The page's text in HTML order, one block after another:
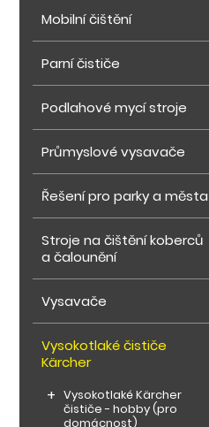
Mobilní čištění
Parní čističe
Podlahové mycí stroje
Průmyslové vysavače
Řešení pro parky a města
Stroje na čištění koberců
a čalounění
Vysavače
Vysokotlaké čističe
Kärcher
Vysokotlaké Kärcher
čističe - hobby (pro
domácnost)